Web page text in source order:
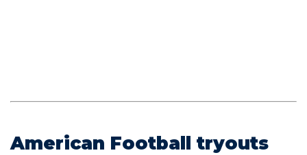
American Football tryouts